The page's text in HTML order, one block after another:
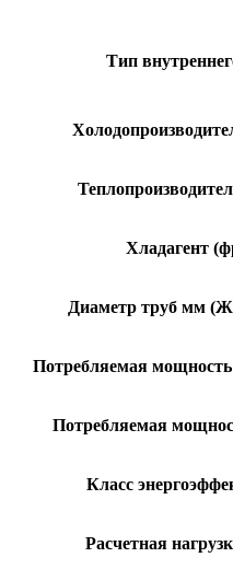
Тип
Хладагент
Диаметр труб мм
Потребляемая
Потребляемая
Класс
Расчетная